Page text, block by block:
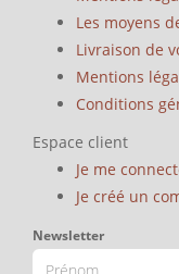
Les moyens
Livraison de
Mentions
Conditions
Espace client
Je me
Je créé un
Newsletter